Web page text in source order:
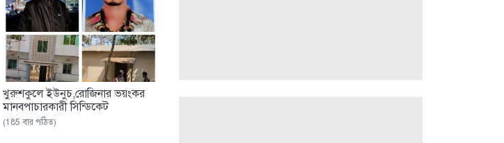
খুরুশকুলে ইউনুচ,রোজিনার ভয়ংকর
মানবপাচারকারী সিন্ডিকেট
(185 বার পঠিত)